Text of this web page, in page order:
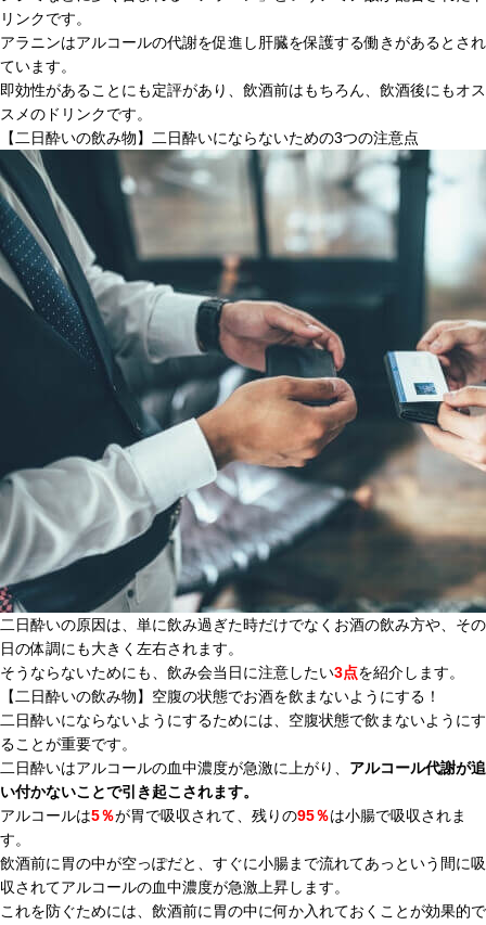
リンクです。
アラニンはアルコールの代謝を促進し肝臓を保護する働きがあるとされ
ています。
即効性があることにも定評があり、飲酒前はもちろん、飲酒後にもオス
スメのドリンクです。
【二日酔いの飲み物】二日酔いにならないための3つの注意点
二日酔いの原因は、単に飲み過ぎた時だけでなくお酒の飲み方や、その
日の体調にも大きく左右されます。
そうならないためにも、飲み会当日に注意したい3点を紹介します。
【二日酔いの飲み物】空腹の状態でお酒を飲まないようにする！
二日酔いにならないようにするためには、空腹状態で飲まないようにす
ることが重要です。
二日酔いはアルコールの血中濃度が急激に上がり、 アルコール代謝が追
い付かないことで引き起こされます。
アルコールは5％が胃で吸収されて、残りの95％は小腸で吸収されま
す。
飲酒前に胃の中が空っぽだと、すぐに小腸まで流れてあっという間に吸
収されてアルコールの血中濃度が急激上昇します。
これを防ぐためには、飲酒前に胃の中に何か入れておくことが効果的で